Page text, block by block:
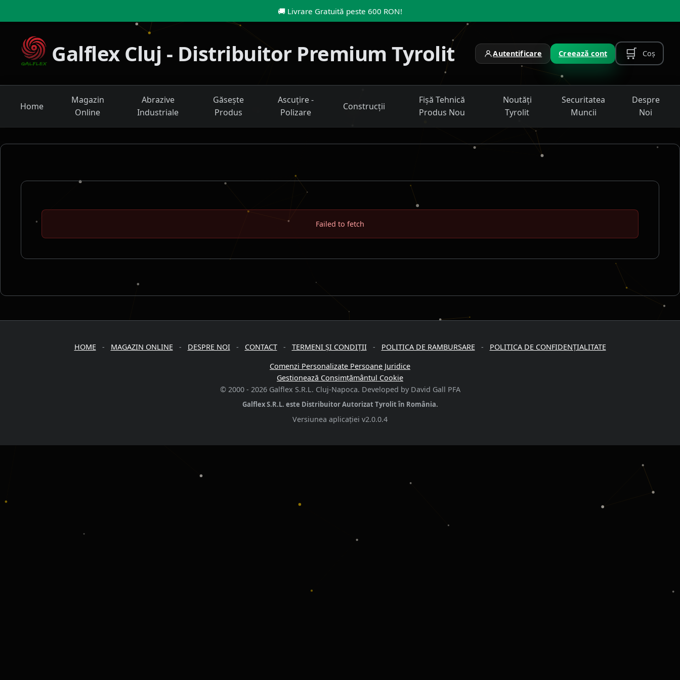
🚚 Livrare Gratuită peste 600 RON!
Galflex Cluj - Distribuitor Premium Tyrolit Autentificare Creează cont 🛒 Coș
Home
Magazin
Online
Abrazive
Industriale
Găsește
Produs
Ascuțire -
Polizare
Construcții
Fișă Tehnică
Produs Nou
Noutăți
Tyrolit
Securitatea
Muncii
Despre
Noi
Failed to fetch
HOME- MAGAZIN ONLINE- DESPRE NOI- CONTACT- TERMENI ȘI CONDIȚII- POLITICA DE RAMBURSARE- POLITICA DE CONFIDENȚIALITATE
Comenzi Personalizate Persoane Juridice
Gestionează Consimțământul Cookie
© 2000 - 2026 Galflex S.R.L. Cluj-Napoca. Developed by David Gall PFA
Galflex S.R.L. este Distribuitor Autorizat Tyrolit în România.
Versiunea aplicației v2.0.0.4